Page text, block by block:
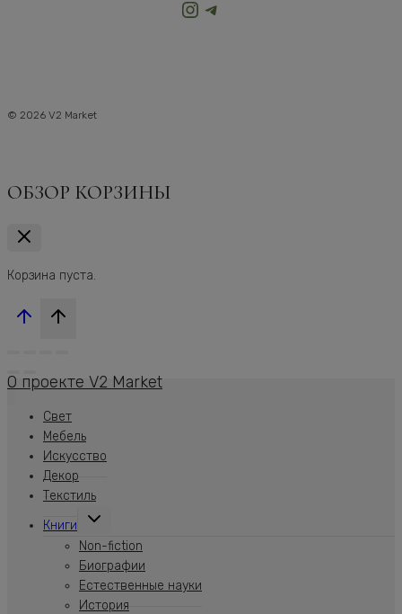
Instagram
Telegram
© 2026 V2 Market
ОБЗОР КОРЗИНЫ
Корзина пуста.
О проекте V2 Market
Свет
Мебель
Искусство
Декор
Текстиль
Книги
Переключить
меню
Non-fiction
Биографии
Естественные науки
История